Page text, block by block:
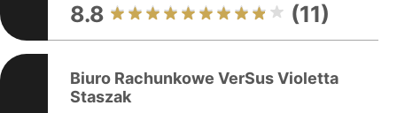
8.8 (11)
Biuro Rachunkowe VerSus Violetta
Staszak